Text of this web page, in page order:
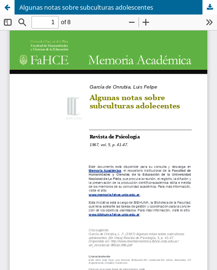
Algunas notas sobre subculturas adolescentes